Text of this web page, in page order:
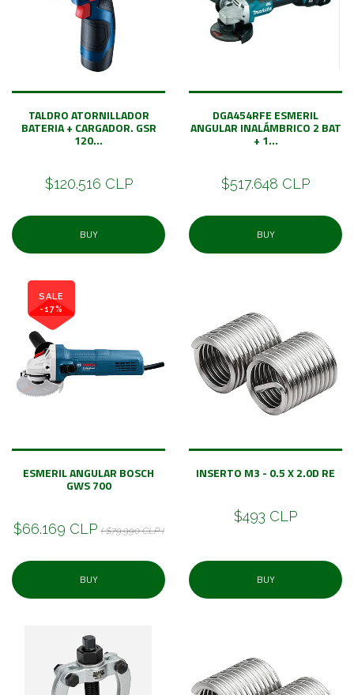
TALDRO ATORNILLADOR
BATERIA + CARGADOR. GSR
120...
$120.516 CLP
BUY
DGA454RFE ESMERIL
ANGULAR INALÁMBRICO 2 BAT
+ 1...
$517.648 CLP
BUY
SALE
-17%
ESMERIL ANGULAR BOSCH
GWS 700
$66.169 CLP ( $79.990 CLP )
BUY
INSERTO M3 - 0.5 X 2.0D RE
$493 CLP
BUY